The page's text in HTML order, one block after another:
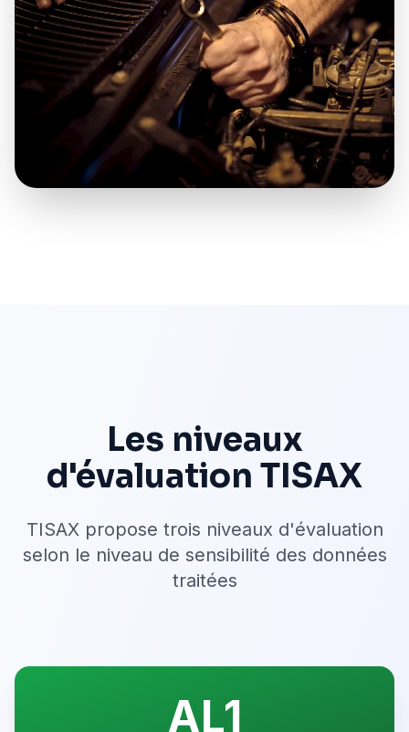
Les niveaux
d'évaluation TISAX
TISAX propose trois niveaux d'évaluation
selon le niveau de sensibilité des données
traitées
AL1